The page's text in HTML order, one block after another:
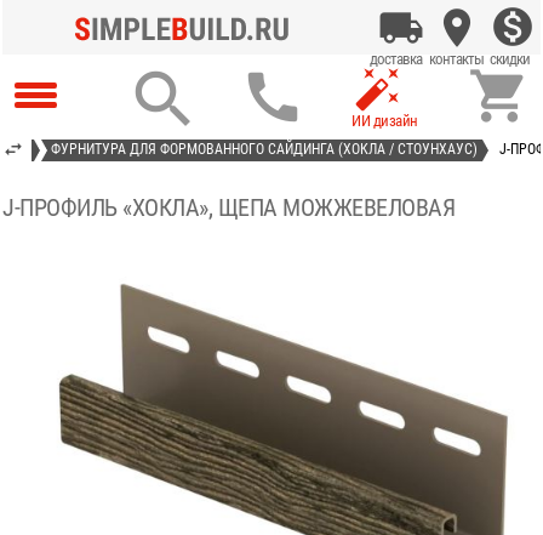
   
ФУРНИТУРА ДЛЯ ФОРМОВАННОГО САЙДИНГА (ХОКЛА / СТОУНХАУС) J-
J-ПРОФИЛЬ «ХОКЛА», ЩЕПА МОЖЖЕВЕЛОВАЯ